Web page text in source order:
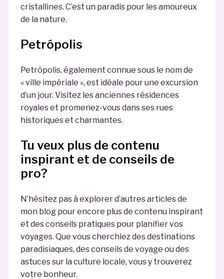
cristallines. C’est un paradis pour les amoureux
de la nature.
Petrópolis
Petrópolis, également connue sous le nom de
« ville impériale », est idéale pour une excursion
d’un jour. Visitez les anciennes résidences
royales et promenez-vous dans ses rues
historiques et charmantes.
Tu veux plus de contenu
inspirant et de conseils de
pro?
N’hésitez pas à explorer d’autres articles de
mon blog pour encore plus de contenu inspirant
et des conseils pratiques pour planifier vos
voyages. Que vous cherchiez des destinations
paradisiaques, des conseils de voyage ou des
astuces sur la culture locale, vous y trouverez
votre bonheur.